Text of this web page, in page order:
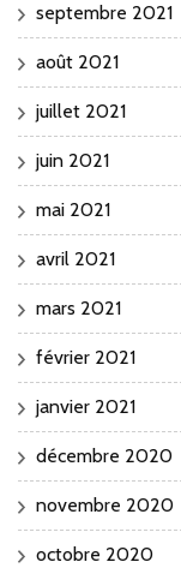
septembre 2021
août 2021
juillet 2021
juin 2021
mai 2021
avril 2021
mars 2021
février 2021
janvier 2021
décembre 2020
novembre 2020
octobre 2020